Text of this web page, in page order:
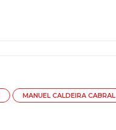
MANUEL CALDEIRA CABRAL